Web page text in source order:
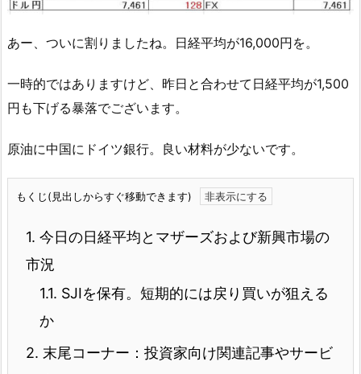
あー、ついに割りましたね。日経平均が16,000円を。
一時的ではありますけど、昨日と合わせて日経平均が1,500
円も下げる暴落でございます。
原油に中国にドイツ銀行。良い材料が少ないです。
もくじ(見出しからすぐ移動できます)
1. 今日の日経平均とマザーズおよび新興市場の
市況
1.1. SJIを保有。短期的には戻り買いが狙える
か
2. 末尾コーナー：投資家向け関連記事やサービ